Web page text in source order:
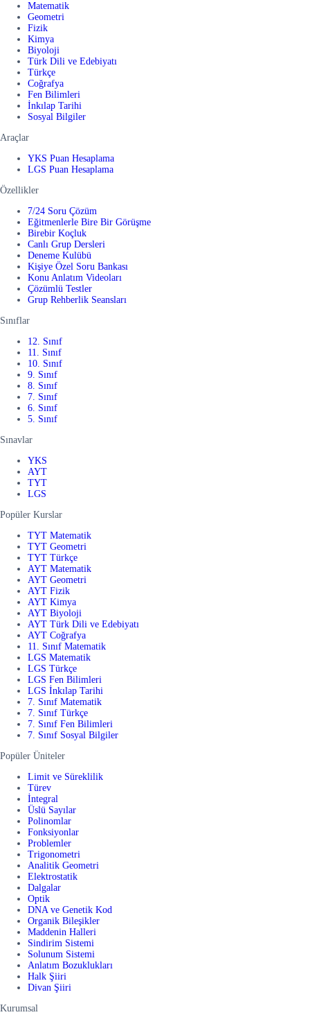
Matematik
Geometri
Fizik
Kimya
Biyoloji
Türk Dili ve Edebiyatı
Türkçe
Coğrafya
Fen Bilimleri
İnkılap Tarihi
Sosyal Bilgiler
Araçlar
YKS Puan Hesaplama
LGS Puan Hesaplama
Özellikler
7/24 Soru Çözüm
Eğitmenlerle Bire Bir Görüşme
Birebir Koçluk
Canlı Grup Dersleri
Deneme Kulübü
Kişiye Özel Soru Bankası
Konu Anlatım Videoları
Çözümlü Testler
Grup Rehberlik Seansları
Sınıflar
12. Sınıf
11. Sınıf
10. Sınıf
9. Sınıf
8. Sınıf
7. Sınıf
6. Sınıf
5. Sınıf
Sınavlar
YKS
AYT
TYT
LGS
Popüler Kurslar
TYT Matematik
TYT Geometri
TYT Türkçe
AYT Matematik
AYT Geometri
AYT Fizik
AYT Kimya
AYT Biyoloji
AYT Türk Dili ve Edebiyatı
AYT Coğrafya
11. Sınıf Matematik
LGS Matematik
LGS Türkçe
LGS Fen Bilimleri
LGS İnkılap Tarihi
7. Sınıf Matematik
7. Sınıf Türkçe
7. Sınıf Fen Bilimleri
7. Sınıf Sosyal Bilgiler
Popüler Üniteler
Limit ve Süreklilik
Türev
İntegral
Üslü Sayılar
Polinomlar
Fonksiyonlar
Problemler
Trigonometri
Analitik Geometri
Elektrostatik
Dalgalar
Optik
DNA ve Genetik Kod
Organik Bileşikler
Maddenin Halleri
Sindirim Sistemi
Solunum Sistemi
Anlatım Bozuklukları
Halk Şiiri
Divan Şiiri
Kurumsal